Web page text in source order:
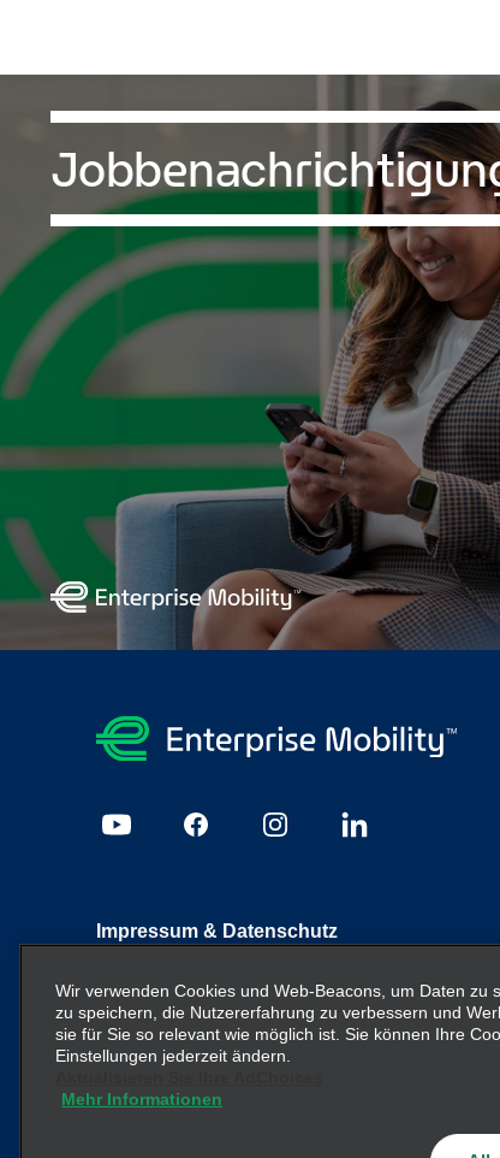
Impressum & Datenschutz
Enterprise Mobility ist ein führender Anbieter von
Unternehmenseinheiten und/oder die Marke
nicht die bestehende Unternehmensstruktur
Wir verwenden Cookies und Web-Beacons, um Daten zu
zu speichern, die Nutzererfahrung zu verbessern und
sie für Sie so relevant wie möglich ist. Sie können Ihre
Einstellungen jederzeit ändern.
Mehr Informationen